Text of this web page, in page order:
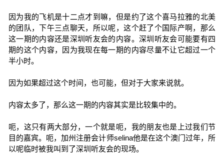
因为我的飞机是十二点才到嘛，但是约了这个喜马拉雅的北美
的团队，下午三点聊天，所以呢，这个赶了个国际产啊，那么
这一期的内容还是深圳听友会的内容。深圳听友会可能要有四
期的这个内容，因为我现在每一期的内容尽量不让它超过一个
半小时。
因为如果超过这个时间，也可能，但对于大家来说就。
内容太多了，那么这一期的内容其实是比较集中的。
呃，这只有两大部分，一个就是呃，我的朋友也是上过我们节
目的嘉宾。呃，加州注册会计师selina他是在这个澳门过年，所
以呢临时被我叫到了深圳听友会的现场。